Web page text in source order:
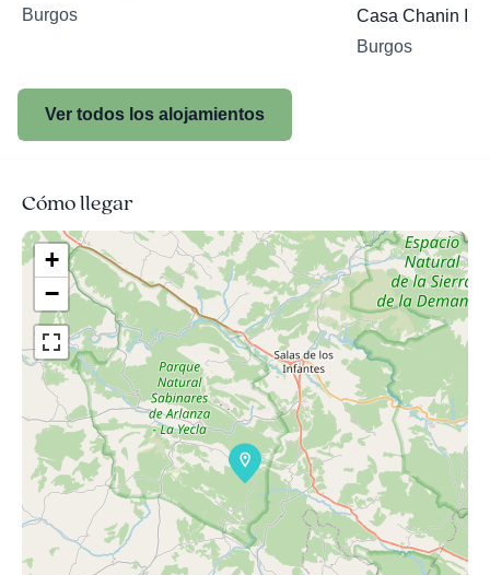
Burgos
Casa Chanin I y
Burgos
Ver todos los alojamientos
Cómo llegar
+
−